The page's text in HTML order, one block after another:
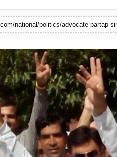
national/politics/advocate-partap-